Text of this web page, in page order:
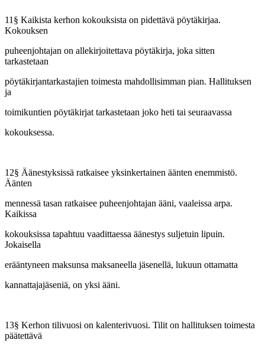
11§ Kaikista kerhon kokouksista on pidettävä pöytäkirjaa.
Kokouksen
puheenjohtajan on allekirjoitettava pöytäkirja, joka sitten
tarkastetaan
pöytäkirjantarkastajien toimesta mahdollisimman pian. Hallituksen
ja
toimikuntien pöytäkirjat tarkastetaan joko heti tai seuraavassa
kokouksessa.
12§ Äänestyksissä ratkaisee yksinkertainen äänten enemmistö.
Äänten
mennessä tasan ratkaisee puheenjohtajan ääni, vaaleissa arpa.
Kaikissa
kokouksissa tapahtuu vaadittaessa äänestys suljetuin lipuin.
Jokaisella
erääntyneen maksunsa maksaneella jäsenellä, lukuun ottamatta
kannattajajäseniä, on yksi ääni.
13§ Kerhon tilivuosi on kalenterivuosi. Tilit on hallituksen toimesta
päätettävä